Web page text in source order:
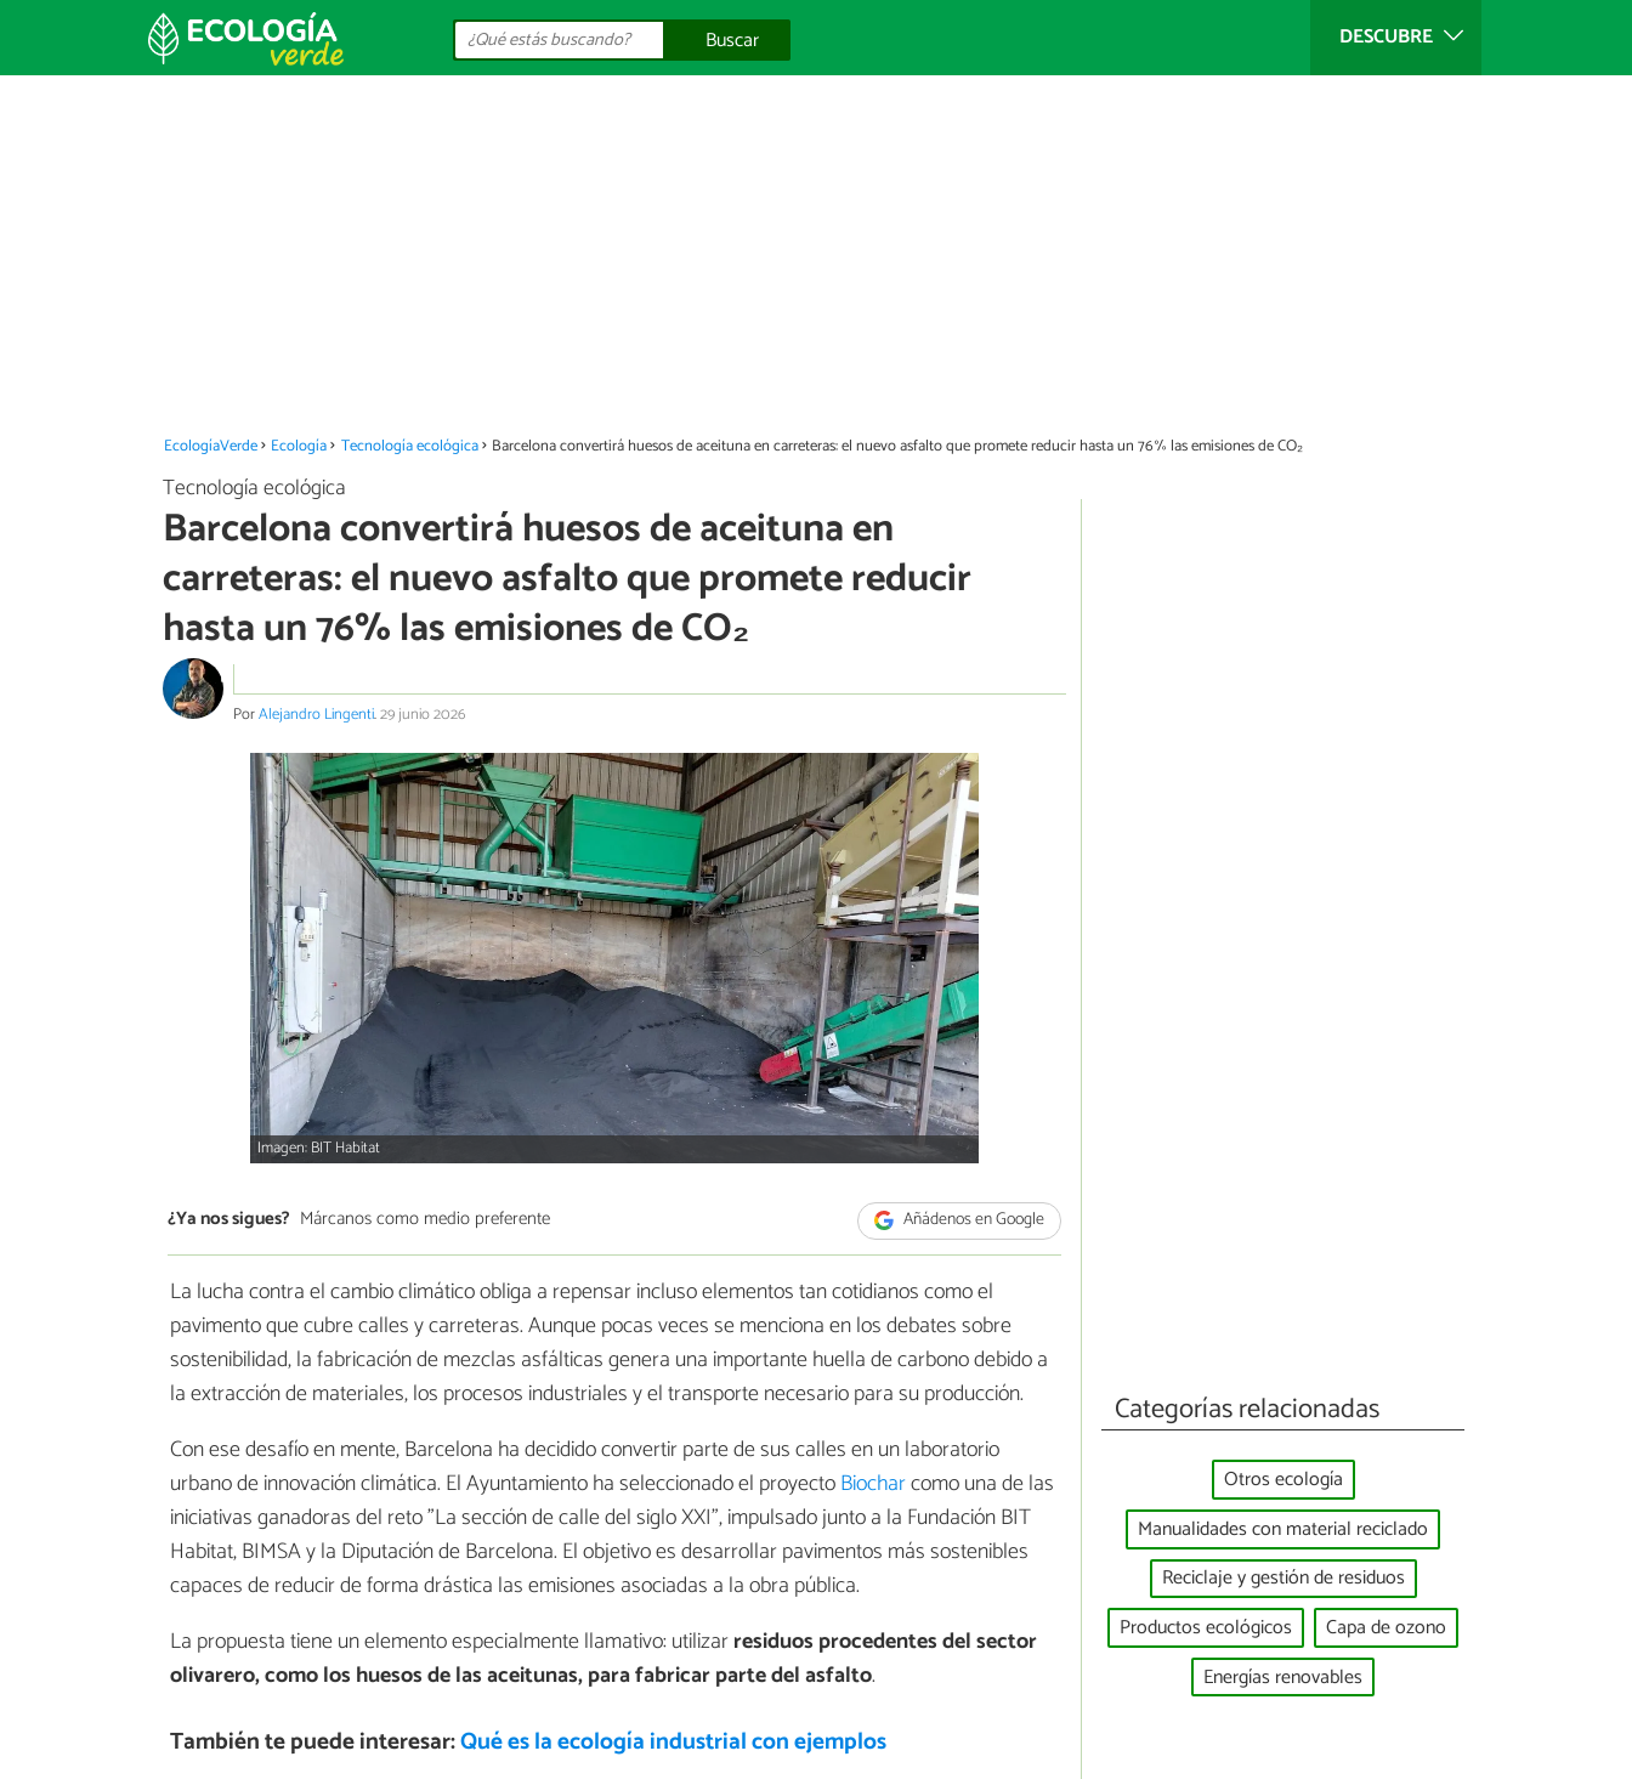
DESCUBRE
Buscar
EcologíaVerde Ecología Tecnología ecológica Barcelona convertirá huesos de aceituna en carreteras: el nuevo asfalto que promete reducir hasta un 76% las emisiones de CO₂
Tecnología ecológica
Barcelona convertirá huesos de aceituna en
carreteras: el nuevo asfalto que promete reducir
hasta un 76% las emisiones de CO₂
PorAlejandro Lingenti.29 junio 2026
Imagen: BIT Habitat
¿Ya nos sigues? Márcanos como medio preferente Añádenos en Google
La lucha contra el cambio climático obliga a repensar incluso elementos tan cotidianos como el
pavimento que cubre calles y carreteras. Aunque pocas veces se menciona en los debates sobre
sostenibilidad, la fabricación de mezclas asfálticas genera una importante huella de carbono debido a
la extracción de materiales, los procesos industriales y el transporte necesario para su producción.
Con ese desafío en mente, Barcelona ha decidido convertir parte de sus calles en un laboratorio
urbano de innovación climática. El Ayuntamiento ha seleccionado el proyectoBiocharcomo una de las
iniciativas ganadoras del reto "La sección de calle del siglo XXI", impulsado junto a la Fundación BIT
Habitat, BIMSA y la Diputación de Barcelona. El objetivo es desarrollar pavimentos más sostenibles
capaces de reducir de forma drástica las emisiones asociadas a la obra pública.
La propuesta tiene un elemento especialmente llamativo: utilizarresiduos procedentes del sector
olivarero, como los huesos de las aceitunas, para fabricar parte del asfalto.
También te puede interesar:Qué es la ecología industrial con ejemplos
Categorías relacionadas
Otros ecología
Manualidades con material reciclado
Reciclaje y gestión de residuos
Productos ecológicos
Capa de ozono
Energías renovables